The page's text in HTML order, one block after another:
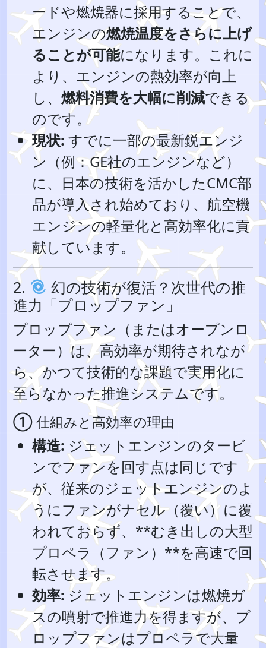
ードや燃焼器に採用することで、
エンジンの燃焼温度をさらに上げ
ることが可能になります。これに
より、エンジンの熱効率が向上
し、 燃料消費を大幅に削減できる
のです。
現状: すでに一部の最新鋭エンジ
ン（例：GE社のエンジンなど）
に、日本の技術を活かしたCMC部
品が導入され始めており、航空機
エンジンの軽量化と高効率化に貢
献しています。
2.
幻の技術が復活？次世代の推
進力「プロップファン」
プロップファン（またはオープンロ
ーター）は、高効率が期待されなが
ら、かつて技術的な課題で実用化に
至らなかった推進システムです。
① 仕組みと高効率の理由
構造: ジェットエンジンのタービ
ンでファンを回す点は同じです
が、従来のジェットエンジンのよ
うにファンがナセル（覆い）に覆
われておらず、**むき出しの大型
プロペラ（ファン）**を高速で回
転させます。
効率: ジェットエンジンは燃焼ガ
スの噴射で推進力を得ますが、プ
ロップファンはプロペラで大量